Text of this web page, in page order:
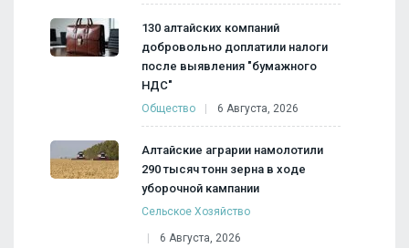
130 алтайских компаний
добровольно доплатили налоги
после выявления "бумажного
НДС"
Общество 6 Августа, 2026
Алтайские аграрии намолотили
290 тысяч тонн зерна в ходе
уборочной кампании
Сельское Хозяйство
6 Августа, 2026